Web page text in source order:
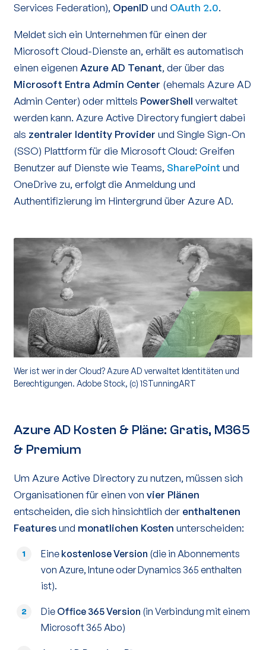
Services Federation), OpenID und OAuth 2.0.
Meldet sich ein Unternehmen für einen der
Microsoft Cloud-Dienste an, erhält es automatisch
einen eigenen Azure AD Tenant, der über das
Microsoft Entra Admin Center (ehemals Azure AD
Admin Center) oder mittels PowerShell verwaltet
werden kann. Azure Active Directory fungiert dabei
als zentraler Identity Provider und Single Sign-On
(SSO) Plattform für die Microsoft Cloud: Greifen
Benutzer auf Dienste wie Teams, SharePoint und
OneDrive zu, erfolgt die Anmeldung und
Authentifizierung im Hintergrund über Azure AD.
Wer ist wer in der Cloud? Azure AD verwaltet Identitäten und
Berechtigungen. Adobe Stock, (c) 1STunningART
Azure AD Kosten & Pläne: Gratis, M365
& Premium
Um Azure Active Directory zu nutzen, müssen sich
Organisationen für einen von vier Plänen
entscheiden, die sich hinsichtlich der enthaltenen
Featuresund monatlichen Kosten unterscheiden:
1 Eine kostenlose Version (die in Abonnements
von Azure, Intune oder Dynamics 365 enthalten
ist).
2 Die Office 365 Version (in Verbindung mit einem
Microsoft 365 Abo)